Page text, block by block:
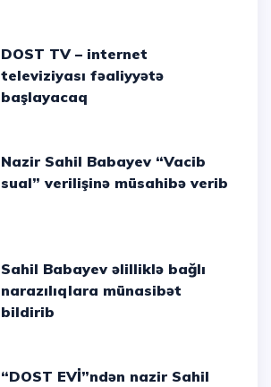
DOST TV – internet
televiziyası fəaliyyətə
başlayacaq
Nazir Sahil Babayev “Vacib
sual” verilişinə müsahibə verib
Sahil Babayev əlilliklə bağlı
narazılıqlara münasibət
bildirib
“DOST EVİ”ndən nazir Sahil